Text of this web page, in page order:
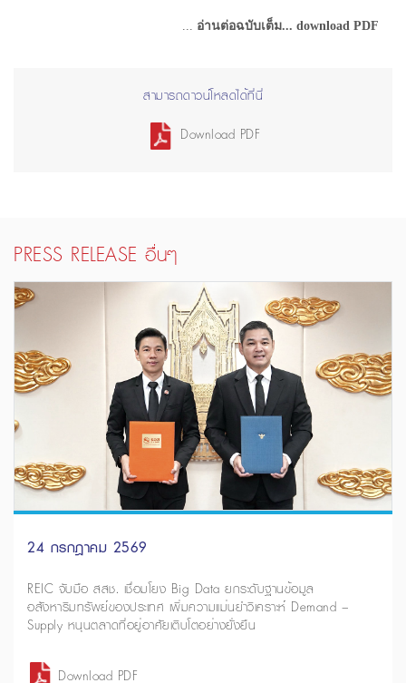
... อ่านต่อฉบับเต็ม... download PDF
สามารถดาวน์โหลดได้ที่นี่
Download PDF
PRESS RELEASE อื่นๆ
24 กรกฎาคม 2569
REIC จับมือ สสช. เชื่อมโยง Big Data ยกระดับฐานข้อมูล
อสังหาริมทรัพย์ของประเทศ เพิ่มความแม่นยำวิเคราะห์ Demand –
Supply หนุนตลาดที่อยู่อาศัยเติบโตอย่างยั่งยืน
Download PDF